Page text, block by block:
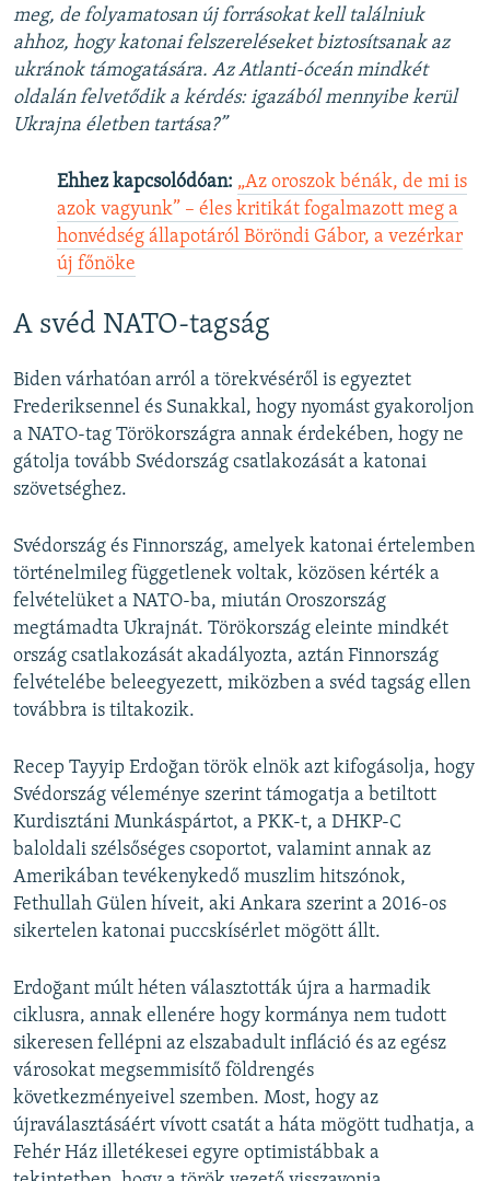
meg, de folyamatosan új forrásokat kell találniuk
ahhoz, hogy katonai felszereléseket biztosítsanak az
ukránok támogatására. Az Atlanti-óceán mindkét
oldalán felvetődik a kérdés: igazából mennyibe kerül
Ukrajna életben tartása?”
Ehhez kapcsolódóan: „Az oroszok bénák, de mi is
azok vagyunk” – éles kritikát fogalmazott meg a
honvédség állapotáról Böröndi Gábor, a vezérkar
új főnöke
A svéd NATO-tagság
Biden várhatóan arról a törekvéséről is egyeztet
Frederiksennel és Sunakkal, hogy nyomást gyakoroljon
a NATO-tag Törökországra annak érdekében, hogy ne
gátolja tovább Svédország csatlakozását a katonai
szövetséghez.
Svédország és Finnország, amelyek katonai értelemben
történelmileg függetlenek voltak, közösen kérték a
felvételüket a NATO-ba, miután Oroszország
megtámadta Ukrajnát. Törökország eleinte mindkét
ország csatlakozását akadályozta, aztán Finnország
felvételébe beleegyezett, miközben a svéd tagság ellen
továbbra is tiltakozik.
Recep Tayyip Erdoğan török elnök azt kifogásolja, hogy
Svédország véleménye szerint támogatja a betiltott
Kurdisztáni Munkáspártot, a PKK-t, a DHKP-C
baloldali szélsőséges csoportot, valamint annak az
Amerikában tevékenykedő muszlim hitszónok,
Fethullah Gülen híveit, aki Ankara szerint a 2016-os
sikertelen katonai puccskísérlet mögött állt.
Erdoğant múlt héten választották újra a harmadik
ciklusra, annak ellenére hogy kormánya nem tudott
sikeresen fellépni az elszabadult infláció és az egész
városokat megsemmisítő földrengés
következményeivel szemben. Most, hogy az
újraválasztásáért vívott csatát a háta mögött tudhatja, a
Fehér Ház illetékesei egyre optimistábbak a